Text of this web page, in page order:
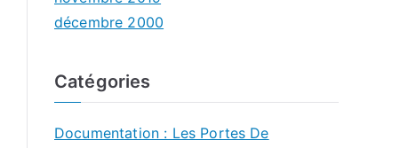
décembre 2000
Catégories
Documentation : Les Portes De